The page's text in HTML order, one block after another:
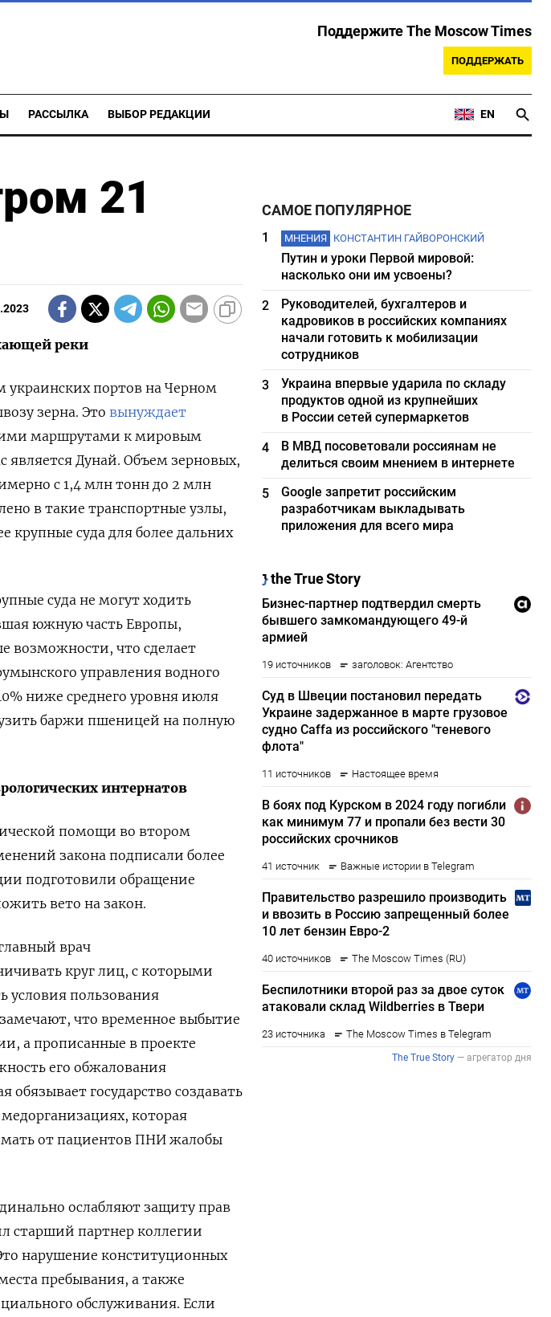
Поддержите The Moscow Times
ПОДДЕРЖАТЬ
РАССЫЛКА ВЫБОР РЕДАКЦИИ EN
21
реки
украинских портов на Черном
зерна. Это вынуждает
маршрутами к мировым
Дунай. Объем зерновых,
с 1,4 млн тонн до 2 млн
в такие транспортные узлы,
крупные суда для более дальних
суда не могут ходить
южную часть Европы,
возможности, что сделает
управления водного
ниже среднего уровня июля
баржи пшеницей на полную
интернатов
помощи во втором
закона подписали более
подготовили обращение
вето на закон.
врач
круг лиц, с которыми
условия пользования
что временное выбытие
а прописанные в проекте
его обжалования
обязывает государство создавать
которая
от пациентов ПНИ жалобы
ослабляют защиту прав
старший партнер коллегии
нарушение конституционных
пребывания, а также
обслуживания. Если
САМОЕ ПОПУЛЯРНОЕ
1 МНЕНИЯ КОНСТАНТИН ГАЙВОРОНСКИЙ
Путин и уроки Первой мировой:
насколько они им усвоены?
2
Руководителей, бухгалтеров и
кадровиков в российских компаниях
начали готовить к мобилизации
сотрудников
3
Украина впервые ударила по складу
продуктов одной из крупнейших
в России сетей супермаркетов
4
В МВД посоветовали россиянам не
делиться своим мнением в интернете
5
Google запретит российским
разработчикам выкладывать
приложения для всего мира